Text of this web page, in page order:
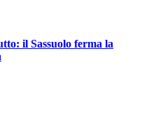
il Sassuolo ferma la